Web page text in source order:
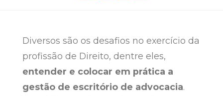
Diversos são os desafios no exercício da
profissão de Direito, dentre eles,
entender e colocar em prática a
gestão de escritório de advocacia.